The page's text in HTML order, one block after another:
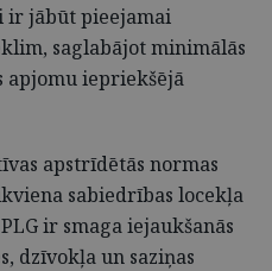
ir jābūt pieejamai
saglabājot minimālās
apjomu iepriekšējā
apstrīdētās normas
sabiedrības locekļa
ir smaga iejaukšanās
dzīvokļa un saziņas